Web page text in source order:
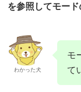
を参照してモード
わかった犬
モ
て